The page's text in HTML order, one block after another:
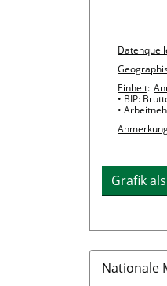
Chart
Einheit:
• BIP:
•
Grafik
Nationale